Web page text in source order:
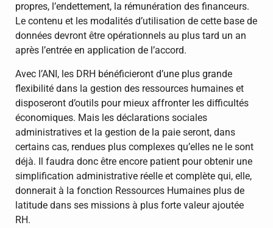
propres, l’endettement, la rémunération des financeurs.
Le contenu et les modalités d’utilisation de cette base de
données devront être opérationnels au plus tard un an
après l’entrée en application de l’accord.
Avec l’ANI, les DRH bénéficieront d’une plus grande
flexibilité dans la gestion des ressources humaines et
disposeront d’outils pour mieux affronter les difficultés
économiques. Mais les déclarations sociales
administratives et la gestion de la paie seront, dans
certains cas, rendues plus complexes qu’elles ne le sont
déjà. Il faudra donc être encore patient pour obtenir une
simplification administrative réelle et complète qui, elle,
donnerait à la fonction Ressources Humaines plus de
latitude dans ses missions à plus forte valeur ajoutée
RH.